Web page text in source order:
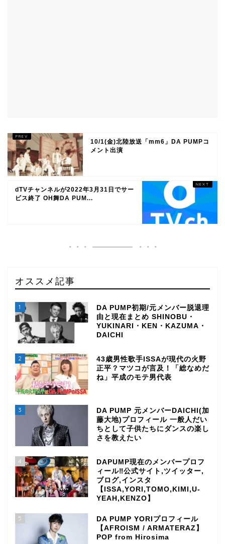
10/1(金)北陸放送「mm6」DA PUMPコ
メント出演
dTVチャンネルが2022年3月31日でサー
ビス終了 OH舞DA PUM...
オススメ記事
1
DA PUMP初期/元メンバー脱退理
由と現在まとめ SHINOBU・
YUKINARI・KEN・KAZUMA・
DAICHI
2
43歳男性歌手ISSAが現代の火野
正平？マツコが言及！「総なめだ
ね」平成のモテ男代表
3
DA PUMP 元メンバーDAICHI(加
藤大地)プロフィール 一般人だい
ちとして子供たちにダンスの楽し
さを教えたい
4
DAPUMP現在のメンバープロフ
ィール‼公式サイト,ツイッター,
ブログ,インスタ
【ISSA,YORI,TOMO,KIMI,U-
YEAH,KENZO】
5
DA PUMP YORIプロフィール
【AFROISM / ARMATERAZ】
POP from Hirosima